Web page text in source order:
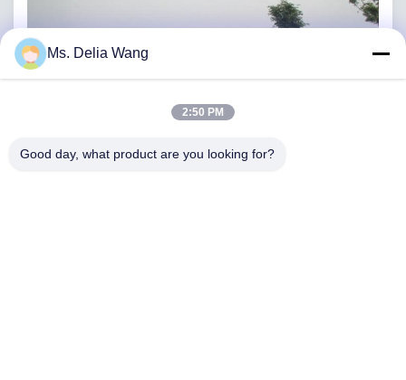
Ms. Delia Wang
2:50 PM
Good day, what product are you looking for?